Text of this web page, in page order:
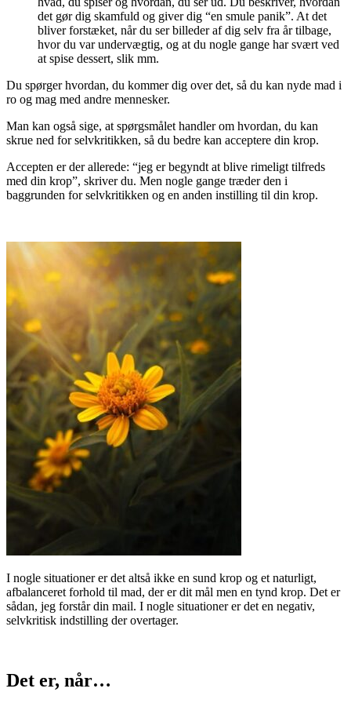
det gør dig skamfuld og giver dig “en smule panik”. At det
bliver forstæket, når du ser billeder af dig selv fra år tilbage,
hvor du var undervægtig, og at du nogle gange har svært ved
at spise dessert, slik mm.
Du spørger hvordan, du kommer dig over det, så du kan nyde mad i
ro og mag med andre mennesker.
Man kan også sige, at spørgsmålet handler om hvordan, du kan
skrue ned for selvkritikken, så du bedre kan acceptere din krop.
Accepten er der allerede: “jeg er begyndt at blive rimeligt tilfreds
med din krop”, skriver du. Men nogle gange træder den i
baggrunden for selvkritikken og en anden instilling til din krop.
I nogle situationer er det altså ikke en sund krop og et naturligt,
afbalanceret forhold til mad, der er dit mål men en tynd krop. Det er
sådan, jeg forstår din mail. I nogle situationer er det en negativ,
selvkritisk indstilling der overtager.
Det er, når…